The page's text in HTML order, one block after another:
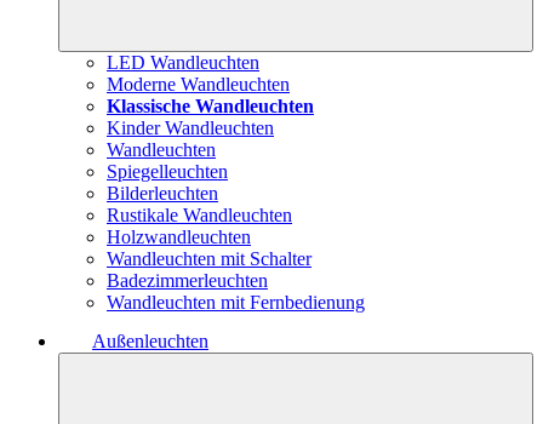
LED Wandleuchten
Moderne Wandleuchten
Klassische Wandleuchten
Kinder Wandleuchten
Wandleuchten
Spiegelleuchten
Bilderleuchten
Rustikale Wandleuchten
Holzwandleuchten
Wandleuchten mit Schalter
Badezimmerleuchten
Wandleuchten mit Fernbedienung
Außenleuchten